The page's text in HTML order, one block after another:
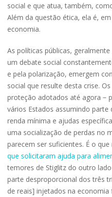
social e que atua, também,
Além da questão ética, ela é,
economia.
As políticas públicas,
um debate social
e pela polarização, emergem
social que resulte desta crise.
proteção adotados até agora −
vários Estados assumindo parte
renda mínima e ajudas
uma socialização de perdas no
parecem ser suficientes. É o
que solicitaram ajuda para
temores de Stiglitz do outro
parte desproporcional dos três
de reais] injetados na